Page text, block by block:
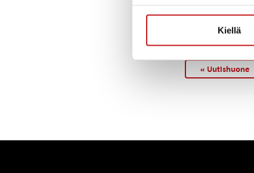
Kiellä
« Uutishuone